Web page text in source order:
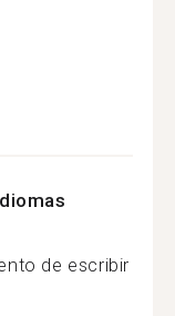
de escribir